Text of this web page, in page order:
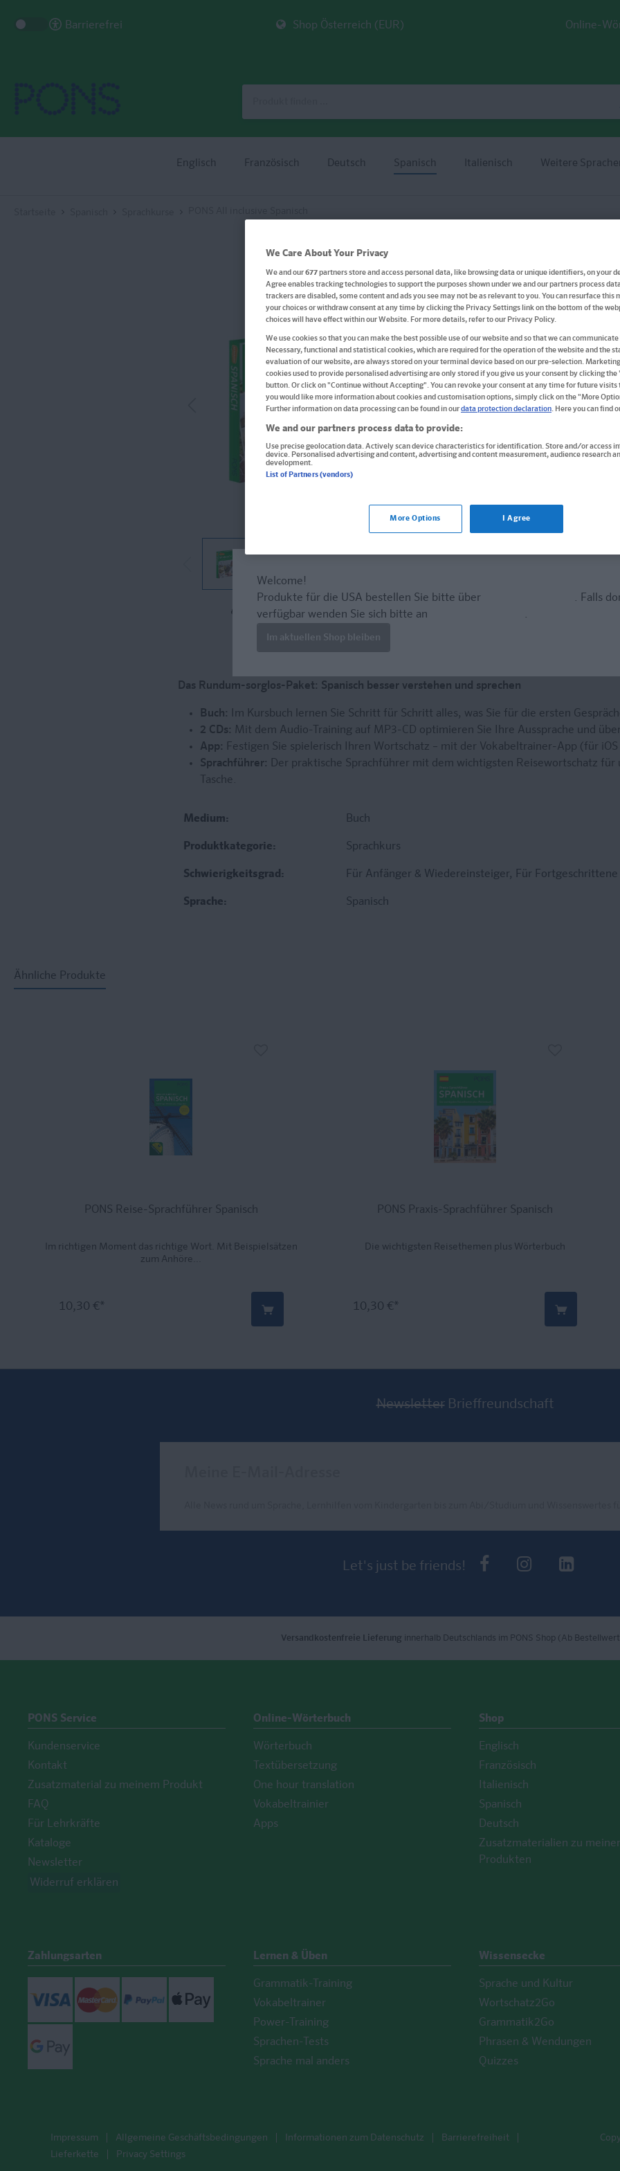
Barrierefrei Shop Österreich (EUR) Online-
Englisch Französisch Deutsch Spanisch Italienisch Weitere
Im Buch blättern
PONS All inclusive
Der Urlaubskurs für den Einstieg mit
Audio-Training und Reise-Sprachführer
Buch
Format: 16,0 x 23,8 cm, 128 Seiten
ISBN: 978-3-12-562332-3
13,40 €
Lieferung bei Online-Bestellwert ab € 9,95
(innerh. Deutschlands)
Das Rundum-sorglos-Paket: Spanisch besser verstehen und sprechen
Buch:
Im Kursbuch lernen Sie Schritt für Schritt alles, was Sie für die ersten
2 CDs:
Mit dem Audio-Training auf MP3-CD optimieren Sie Ihre Aussprache und
App: Festigen Sie spielerisch Ihren Wortschatz – mit der Vokabeltrainer-App (für
Sprachführer: Der praktische Sprachführer mit dem wichtigsten Reisewortschatz für
Tasche.
Medium: Buch
Produktkategorie: Sprachkurs
Schwierigkeitsgrad: Für Anfänger & Wiedereinsteiger, Für Fortgeschrittene
Sprache: Spanisch
Ähnliche Produkte
PONS Reise-Sprachführer Spanisch
Im richtigen Moment das richtige Wort. Mit Beispielsätzen
zum Anhöre...
10,30 €*
PONS Praxis-Sprachführer Spanisch
Die wichtigsten Reisethemen plus Wörterbuch
10,30 €*
Newsletter Brieffreundschaft
Let's just be friends! PONS beiPONS bei
Versandkostenfreie Lieferung innerhalb Deutschlands im PONS Shop (Ab
PONS Service
Kundenservice
Kontakt
Zusatzmaterial zu meinem Produkt
FAQ
Für Lehrkräfte
Kataloge
Newsletter
Widerruf erklären
Online-Wörterbuch
Wörterbuch
Textübersetzung
One hour translation
Vokabeltrainier
Apps
Shop
Englisch
Französisch
Italienisch
Spanisch
Deutsch
Zusatzmaterialien zu
Produkten
Zahlungsarten
Mastercard
Lernen & Üben
Grammatik-Training
Vokabeltrainer
Power-Training
Sprachen-Tests
Sprache mal anders
Wissensecke
Sprache und Kultur
Wortschatz2Go
Grammatik2Go
Phrasen & Wendungen
Quizzes
Impressum Allgemeine Geschäftsbedingungen Informationen zum Datenschutz
Barrierefreiheit
Lieferkette
Privacy Settings
Welcome!
Produkte für die USA bestellen Sie bitte über
. Falls
verfügbar wenden Sie sich bitte an
.
Im aktuellen Shop bleiben
We Care About Your Privacy
We and our677partners store and access personal data, like browsing data or unique identifiers, on your
Agree enables tracking technologies to support the purposes shown under we and our partners process
trackers are disabled, some content and ads you see may not be as relevant to you. You can resurface this
your choices or withdraw consent at any time by clicking the Privacy Settings link on the bottom of the
choices will have effect within our Website. For more details, refer to our Privacy Policy.
We use cookies so that you can make the best possible use of our website and so that we can
Necessary, functional and statistical cookies, which are required for the operation of the website and the
evaluation of our website, are always stored on your terminal device based on our pre-selection.
cookies used to provide personalised advertising are only stored if you give us your consent by clicking the
button. Or click on "Continue without Accepting". You can revoke your consent at any time for future visits
you would like more information about cookies and customisation options, simply click on the "More
Further information on data processing can be found in ourdata protection declaration. Here you can find
We and our partners process data to provide:
Use precise geolocation data. Actively scan device characteristics for identification. Store and/or access
device. Personalised advertising and content, advertising and content measurement, audience research
development.
List of Partners (vendors)
More Options I Agree